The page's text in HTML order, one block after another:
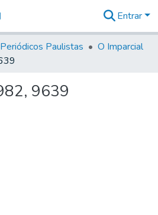
&
Coleções
Tudo na
Digital
Entrar
Periódicos Paulistas
O Imparcial
9639